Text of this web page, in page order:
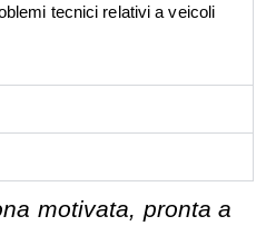
tecnici relativi a veicoli
motivata, pronta a